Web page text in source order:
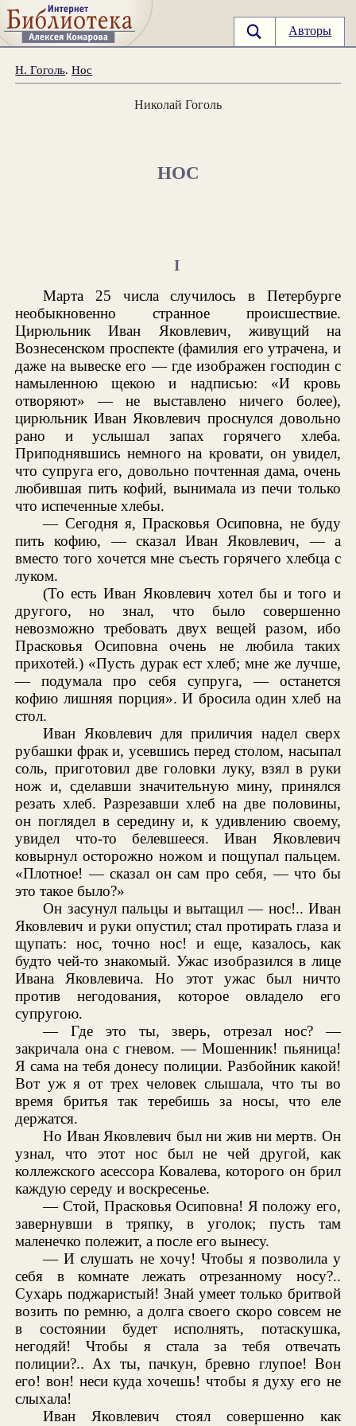
Авторы
Н. Гоголь.Нос
Николай Гоголь
НОС
I
Марта 25 числа случилось в Петербурге
необыкновенно странное происшествие.
Цирюльник Иван Яковлевич, живущий на
Вознесенском проспекте (фамилия его утрачена, и
даже на вывеске его — где изображен господин с
намыленною щекою и надписью: «И кровь
отворяют» — не выставлено ничего более),
цирюльник Иван Яковлевич проснулся довольно
рано и услышал запах горячего хлеба.
Приподнявшись немного на кровати, он увидел,
что супруга его, довольно почтенная дама, очень
любившая пить кофий, вынимала из печи только
что испеченные хлебы.
— Сегодня я, Прасковья Осиповна, не буду
пить кофию, — сказал Иван Яковлевич, — а
вместо того хочется мне съесть горячего хлебца с
луком.
(То есть Иван Яковлевич хотел бы и того и
другого, но знал, что было совершенно
невозможно требовать двух вещей разом, ибо
Прасковья Осиповна очень не любила таких
прихотей.) «Пусть дурак ест хлеб; мне же лучше,
— подумала про себя супруга, — останется
кофию лишняя порция». И бросила один хлеб на
стол.
Иван Яковлевич для приличия надел сверх
рубашки фрак и, усевшись перед столом, насыпал
соль, приготовил две головки луку, взял в руки
нож и, сделавши значительную мину, принялся
резать хлеб. Разрезавши хлеб на две половины,
он поглядел в середину и, к удивлению своему,
увидел что-то белевшееся. Иван Яковлевич
ковырнул осторожно ножом и пощупал пальцем.
«Плотное! — сказал он сам про себя, — что бы
это такое было?»
Он засунул пальцы и вытащил — нос!.. Иван
Яковлевич и руки опустил; стал протирать глаза и
щупать: нос, точно нос! и еще, казалось, как
будто чей-то знакомый. Ужас изобразился в лице
Ивана Яковлевича. Но этот ужас был ничто
против негодования, которое овладело его
супругою.
— Где это ты, зверь, отрезал нос? —
закричала она с гневом. — Мошенник! пьяница!
Я сама на тебя донесу полиции. Разбойник какой!
Вот уж я от трех человек слышала, что ты во
время бритья так теребишь за носы, что еле
держатся.
Но Иван Яковлевич был ни жив ни мертв. Он
узнал, что этот нос был не чей другой, как
коллежского асессора Ковалева, которого он брил
каждую середу и воскресенье.
— Стой, Прасковья Осиповна! Я положу его,
завернувши в тряпку, в уголок; пусть там
маленечко полежит, а после его вынесу.
— И слушать не хочу! Чтобы я позволила у
себя в комнате лежать отрезанному носу?..
Сухарь поджаристый! Знай умеет только бритвой
возить по ремню, а долга своего скоро совсем не
в состоянии будет исполнять, потаскушка,
негодяй! Чтобы я стала за тебя отвечать
полиции?.. Ах ты, пачкун, бревно глупое! Вон
его! вон! неси куда хочешь! чтобы я духу его не
слыхала!
Иван Яковлевич стоял совершенно как